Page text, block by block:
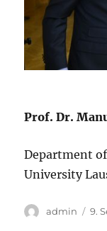
Prof. Dr.
Department
University
Autor
admin 9.